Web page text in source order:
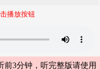
播放按钮
3分钟，听完整版请使用